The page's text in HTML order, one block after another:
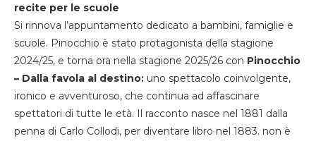
recite per le scuole
Si rinnova l’appuntamento dedicato a bambini, famiglie e
scuole. Pinocchio è stato protagonista della stagione
2024/25, e torna ora nella stagione 2025/26 con Pinocchio
– Dalla favola al destino: uno spettacolo coinvolgente,
ironico e avventuroso, che continua ad affascinare
spettatori di tutte le età. Il racconto nasce nel 1881 dalla
penna di Carlo Collodi, per diventare libro nel 1883. non è